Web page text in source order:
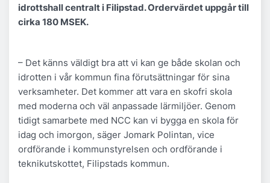
idrottshall centralt i Filipstad. Ordervärdet uppgår till
cirka 180 MSEK.
– Det känns väldigt bra att vi kan ge både skolan och
idrotten i vår kommun fina förutsättningar för sina
verksamheter. Det kommer att vara en skofri skola
med moderna och väl anpassade lärmiljöer. Genom
tidigt samarbete med NCC kan vi bygga en skola för
idag och imorgon, säger Jomark Polintan, vice
ordförande i kommunstyrelsen och ordförande i
teknikutskottet, Filipstads kommun.